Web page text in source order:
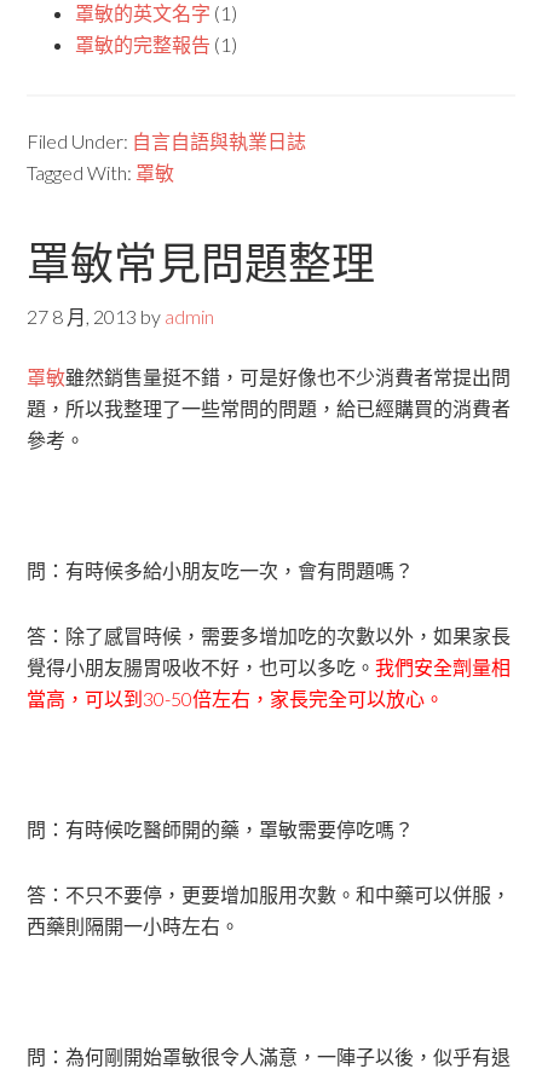
罩敏的英文名字 (1)
罩敏的完整報告 (1)
Filed Under: 自言自語與執業日誌
Tagged With: 罩敏
罩敏常見問題整理
27 8 月, 2013 by admin
罩敏雖然銷售量挺不錯，可是好像也不少消費者常提出問
題，所以我整理了一些常問的問題，給已經購買的消費者
參考。
問：有時候多給小朋友吃一次，會有問題嗎？
答：除了感冒時候，需要多增加吃的次數以外，如果家長
覺得小朋友腸胃吸收不好，也可以多吃。我們安全劑量相
當高，可以到30-50倍左右，家長完全可以放心。
問：有時候吃醫師開的藥，罩敏需要停吃嗎？
答：不只不要停，更要增加服用次數。和中藥可以併服，
西藥則隔開一小時左右。
問：為何剛開始罩敏很令人滿意，一陣子以後，似乎有退